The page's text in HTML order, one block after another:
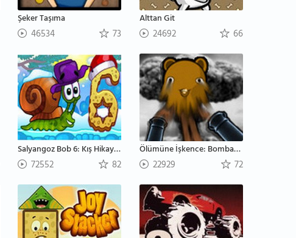
Şeker Taşıma
46534 73
Alttan Git
24692 66
Salyangoz Bob 6: Kış Hikayesi
72552 82
Ölümüne İşkence: Bombardıman
22929 72